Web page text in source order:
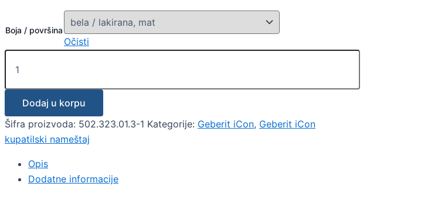
Boja / površina
Očisti
Dodaj u korpu
Šifra proizvoda: 502.323.01.3-1 Kategorije: Geberit iCon, Geberit iCon
kupatilski nameštaj
Opis
Dodatne informacije